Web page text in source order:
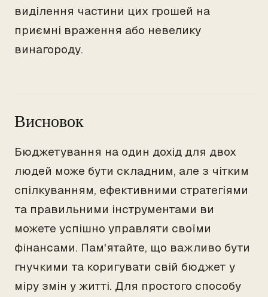
виділення частини цих грошей на
приємні враження або невелику
винагороду.
Висновок
Бюджетування на один дохід для двох
людей може бути складним, але з чітким
спілкуванням, ефективними стратегіями
та правильними інструментами ви
можете успішно управляти своїми
фінансами. Пам'ятайте, що важливо бути
гнучкими та коригувати свій бюджет у
міру змін у житті. Для простого способу